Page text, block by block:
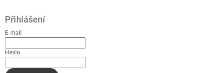
Přihlášení
E-mail
Heslo